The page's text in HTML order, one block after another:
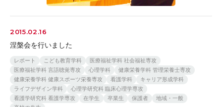
2015.02.16
涅槃会を行いました
レポート こども教育学科
医療福祉学科 社会福祉専攻
医療福祉学科 言語聴覚専攻
心理学科
健康栄養学科 管理栄養士専攻
健康栄養学科 健康スポーツ栄養専攻
看護学科
キャリア形成学科
ライフデザイン学科
心理学研究科 臨床心理学専攻
看護学研究科 看護学専攻
在学生 卒業生 保護者
地域・一般